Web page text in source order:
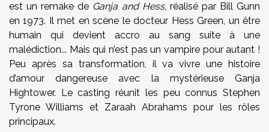
est un remake de Ganja and Hess, réalisé par Bill Gunn
en 1973. Il met en scène le docteur Hess Green, un être
humain qui devient accro au sang suite à une
malédiction... Mais qui n’est pas un vampire pour autant !
Peu après sa transformation, il va vivre une histoire
d’amour dangereuse avec la mystérieuse Ganja
Hightower. Le casting réunit les peu connus Stephen
Tyrone Williams et Zaraah Abrahams pour les rôles
principaux.